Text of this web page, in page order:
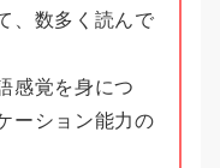
、数多く読んで
感覚を身につ
ーション能力の